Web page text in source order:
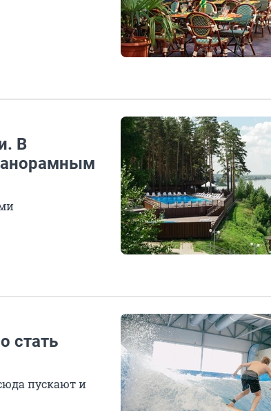
В
стать
пускают и